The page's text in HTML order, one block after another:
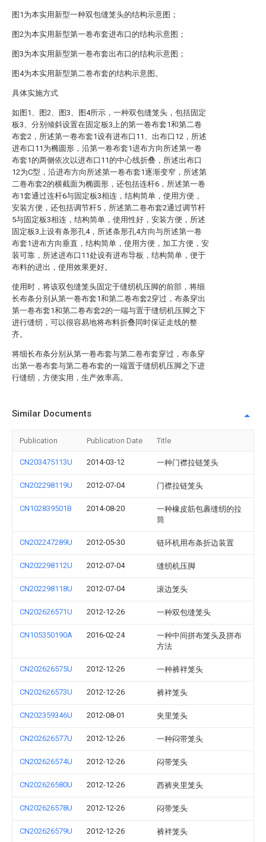
图1为本实用新型一种双包缝笼头的结构示意图；
图2为本实用新型第一卷布套进布口的结构示意图；
图3为本实用新型第一卷布套出布口的结构示意图；
图4为本实用新型第二卷布套的结构示意图。
具体实施方式
如图1、图2、图3、图4所示，一种双包缝笼头，包括固定
板3、分别倾斜设置在固定板3上的第一卷布套1和第二卷
布套2，所述第一卷布套1设有进布口11、出布口12，所述
进布口11为椭圆形，沿第一卷布套1进布方向所述第一卷
布套1的两侧依次以进布口11的中心线折叠，所述出布口
12为C型，沿进布方向所述第一卷布套1逐渐变窄，所述第
二卷布套2的横截面为椭圆形，还包括连杆6，所述第一卷
布1套通过连杆6与固定板3相连，结构简单，使用方便，
安装方便，还包括调节杆5，所述第二卷布套2通过调节杆
5与固定板3相连，结构简单，使用性好，安装方便，所述
固定板3上设有条形孔4，所述条形孔4方向与所述第一卷
布套1进布方向垂直，结构简单，使用方便，加工方便，安
装可靠，所述进布口11处设有进布导板，结构简单，便于
布料的进出，使用效果更好。
使用时，将该双包缝笼头固定于缝纫机压脚的前部，将细
长布条分别从第一卷布套1和第二卷布套2穿过，布条穿出
第一卷布套1和第二卷布套2的一端与置于缝纫机压脚之下
进行缝纫，可以很容易地将布料折叠同时保证走线的整
齐。
将细长布条分别从第一卷布套与第二卷布套穿过，布条穿
出第一卷布套与第二卷布套的一端置于缝纫机压脚之下进
行缝纫，方便实用，生产效率高。
Similar Documents
Publication Publication Date Title
CN203475113U 2014-03-12 一种门襟拉链笼头
CN202298119U 2012-07-04 门襟拉链笼头
CN102839501B 2014-08-20
一种橡皮筋包裹缝纫的拉
筒
CN202247289U 2012-05-30 链环机用布条折边装置
CN202298112U 2012-07-04 缝纫机压脚
CN202298118U 2012-07-04 滚边笼头
CN202626571U 2012-12-26 一种双包缝笼头
CN105350190A 2016-02-24
一种中间拼布笼头及拼布
方法
CN202626575U 2012-12-26 一种裤袢笼头
CN202626573U 2012-12-26 裤袢笼头
CN202359346U 2012-08-01 夹里笼头
CN202626577U 2012-12-26 一种闷带笼头
CN202626574U 2012-12-26 闷带笼头
CN202626580U 2012-12-26 西裤夹里笼头
CN202626578U 2012-12-26 闷带笼头
CN202626579U 2012-12-26 裤袢笼头